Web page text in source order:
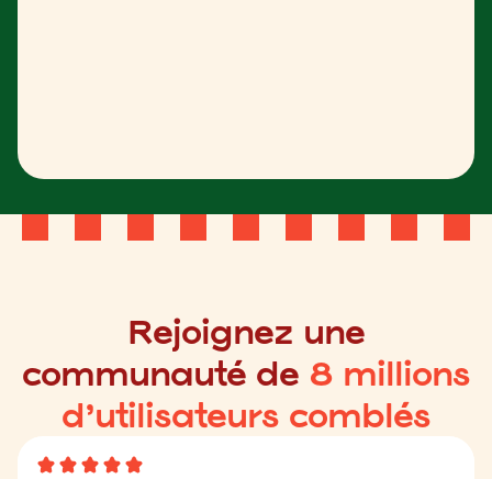
Rejoignez une
communauté de 8 millions
d’utilisateurs comblés